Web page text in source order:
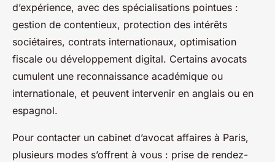
d’expérience, avec des spécialisations pointues :
gestion de contentieux, protection des intérêts
sociétaires, contrats internationaux, optimisation
fiscale ou développement digital. Certains avocats
cumulent une reconnaissance académique ou
internationale, et peuvent intervenir en anglais ou en
espagnol.
Pour contacter un cabinet d’avocat affaires à Paris,
plusieurs modes s’offrent à vous : prise de rendez-